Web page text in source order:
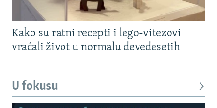
Kako su ratni recepti i lego-vitezovi
vraćali život u normalu devedesetih
U fokusu